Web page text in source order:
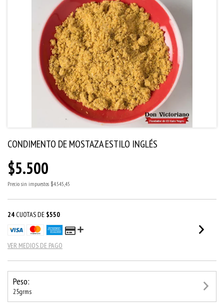
CONDIMENTO DE MOSTAZA ESTILO INGLÉS
$5.500
Precio sin impuestos $4.545,45
24 CUOTAS DE $550
VER MEDIOS DE PAGO
Peso:
25grms